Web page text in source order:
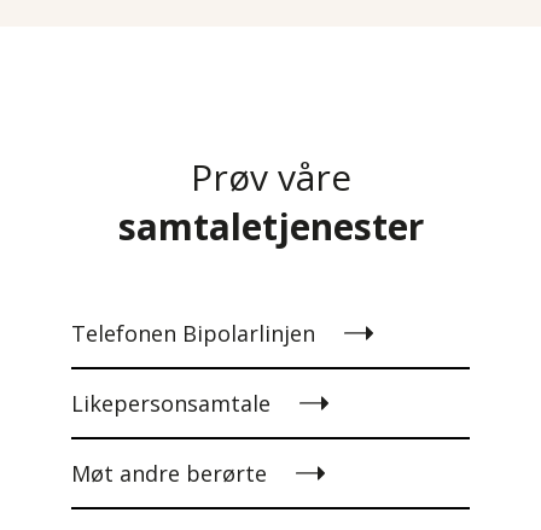
Prøv våre
samtaletjenester
Telefonen Bipolarlinjen
Likepersonsamtale
Møt andre berørte